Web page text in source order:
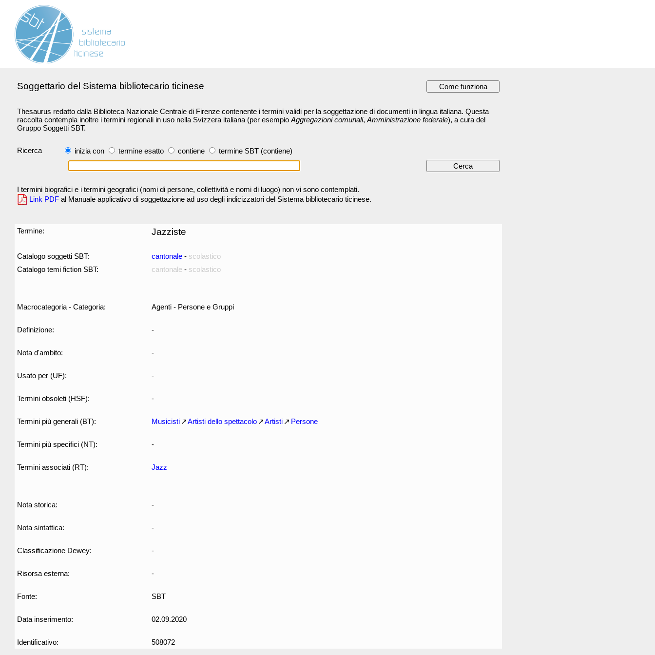
Soggettario del Sistema bibliotecario ticinese
Thesaurus redatto dalla Biblioteca Nazionale Centrale di Firenze contenente i termini validi per la soggettazione di documenti in lingua italiana. Questa
raccolta contempla inoltre i termini regionali in uso nella Svizzera italiana (per esempio Aggregazioni comunali, Amministrazione federale), a cura del
Gruppo Soggetti SBT.
Ricerca inizia con termine esatto contiene termine SBT (contiene)
I termini biografici e i termini geografici (nomi di persone, collettività e nomi di luogo) non vi sono contemplati.
Link PDF al Manuale applicativo di soggettazione ad uso degli indicizzatori del Sistema bibliotecario ticinese.
Termine: Jazziste
Catalogo soggetti SBT: cantonale - scolastico
Catalogo temi fiction SBT:
cantonale - scolastico
Macrocategoria - Categoria: Agenti - Persone e Gruppi
Definizione: -
Nota d'ambito: -
Usato per (UF): -
Termini obsoleti (HSF): -
Termini più generali (BT): Musicisti Artisti dello spettacolo Artisti Persone
Termini più specifici (NT): -
Termini associati (RT): Jazz
Nota storica: -
Nota sintattica: -
Classificazione Dewey: -
Risorsa esterna: -
Fonte: SBT
Data inserimento: 02.09.2020
Identificativo: 508072